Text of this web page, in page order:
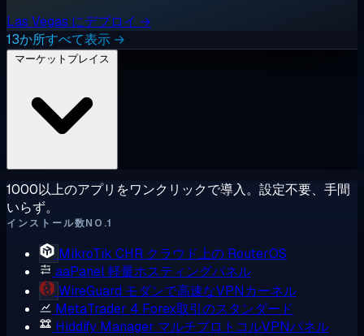
Las Vegas にデプロイ →
13か所すべて表示 →
1000以上のアプリをワンクリックで導入。設定不要、手間
いらず。
インストール数NO.1
MikroTik CHR クラウド上の RouterOS
aaPanel軽量ホスティングパネル
WireGuard モダンで高速なVPNカーネル
MetaTrader 4 Forex取引のスタンダード
Hiddify Manager マルチプロトコルVPNパネル